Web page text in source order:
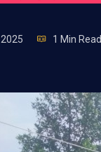
1 Min Read